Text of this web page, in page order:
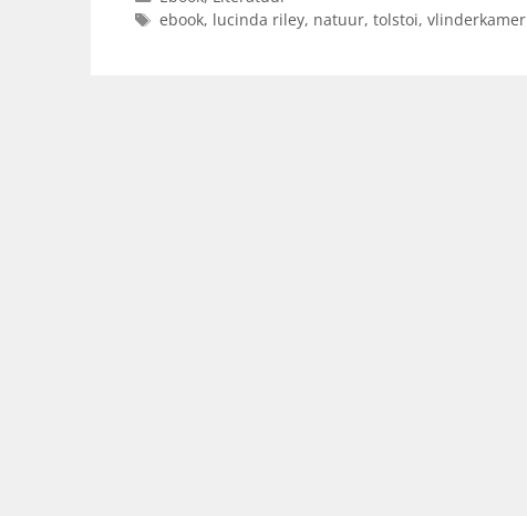
Tags
ebook, lucinda riley, natuur, tolstoi, vlinderkamer